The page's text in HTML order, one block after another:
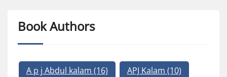
Book Authors
A p j Abdul kalam (16) APJ Kalam (10)